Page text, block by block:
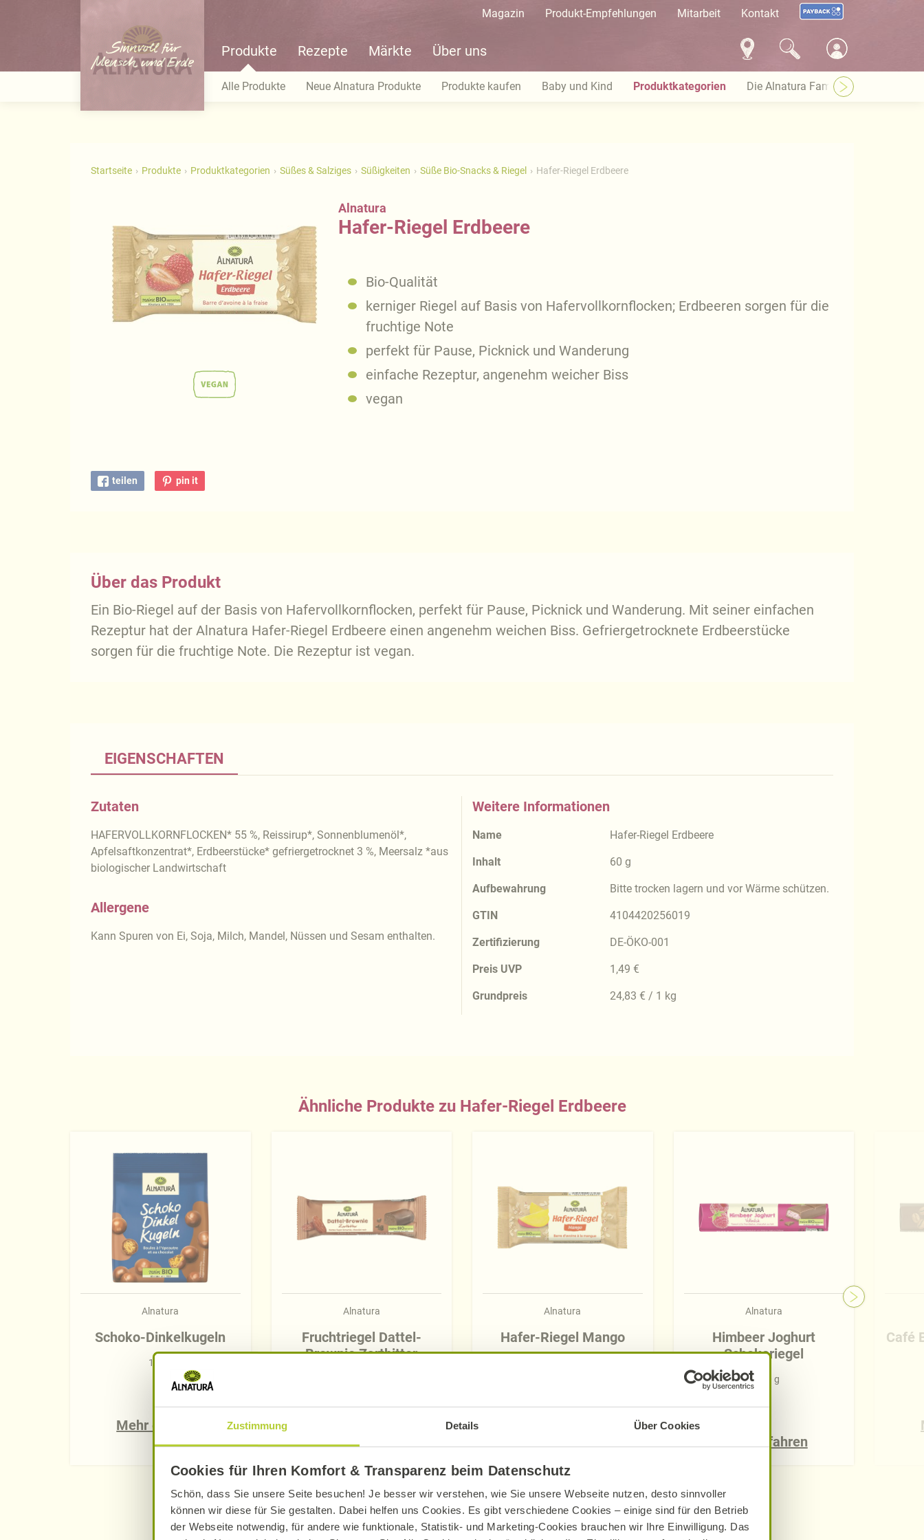
Zustimmung Details Über Cookies
Cookies für Ihren Komfort & Transparenz beim Datenschutz
Schön, dass Sie unsere Seite besuchen! Je besser wir verstehen, wie Sie unsere Webseite nutzen, desto sinnvoller
können wir diese für Sie gestalten. Dabei helfen uns Cookies. Es gibt verschiedene Cookies – einige sind für den Betrieb
der Webseite notwendig, für andere wie funktionale, Statistik- und Marketing-Cookies brauchen wir Ihre Einwilligung. Das
Magazin Produkt-Empfehlungen Mitarbeit Kontakt
Produkte Rezepte Märkte Über uns
Alle Produkte Neue Alnatura Produkte Produkte kaufen Baby und Kind Produktkategorien Die Alnatura Familie
Startseite Produkte Produktkategorien Süßes & Salziges Süßigkeiten Süße Bio-Snacks & Riegel Hafer-Riegel Erdbeere
Alnatura
Hafer-Riegel Erdbeere
Bio-Qualität
kerniger Riegel auf Basis von Hafervollkornflocken; Erdbeeren sorgen für die
fruchtige Note
perfekt für Pause, Picknick und Wanderung
einfache Rezeptur, angenehm weicher Biss
vegan
teilen pin it
Über das Produkt
Ein Bio-Riegel auf der Basis von Hafervollkornflocken, perfekt für Pause, Picknick und Wanderung. Mit seiner einfachen
Rezeptur hat der Alnatura Hafer-Riegel Erdbeere einen angenehm weichen Biss. Gefriergetrocknete Erdbeerstücke
sorgen für die fruchtige Note. Die Rezeptur ist vegan.
EIGENSCHAFTEN
Zutaten
HAFERVOLLKORNFLOCKEN* 55 %, Reissirup*, Sonnenblumenöl*,
Apfelsaftkonzentrat*, Erdbeerstücke* gefriergetrocknet 3 %, Meersalz *aus
biologischer Landwirtschaft
Allergene
Kann Spuren von Ei, Soja, Milch, Mandel, Nüssen und Sesam enthalten.
Weitere Informationen
Name Hafer-Riegel Erdbeere
Inhalt 60 g
Aufbewahrung Bitte trocken lagern und vor Wärme schützen.
GTIN 4104420256019
Zertifizierung DE-ÖKO-001
Preis UVP 1,49 €
Grundpreis 24,83 € / 1 kg
Ähnliche Produkte zu Hafer-Riegel Erdbeere
Alnatura
Schoko-Dinkelkugeln
100 g
Mehr erfahren
Alnatura
Fruchtriegel Dattel-
Brownie Zartbitter
Mehr erfahren
Alnatura
Hafer-Riegel Mango
Alnatura
Himbeer Joghurt
Schokoriegel
37,50 g
Mehr erfahren
Café